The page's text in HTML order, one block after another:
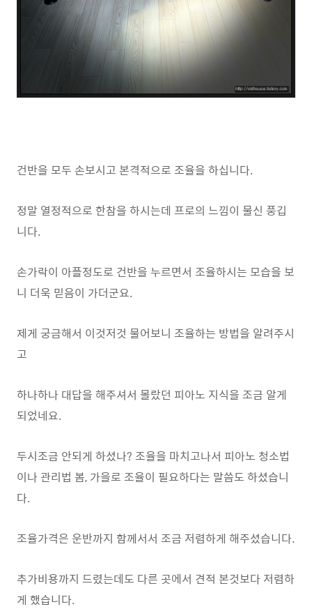
건반을 모두 손보시고 본격적으로 조율을 하십니다.
정말 열정적으로 한참을 하시는데 프로의 느낌이 물신 풍깁
니다.
손가락이 아플정도로 건반을 누르면서 조율하시는 모습을 보
니 더욱 믿음이 가더군요.
제게 궁금해서 이것저것 물어보니 조율하는 방법을 알려주시
고
하나하나 대답을 해주셔서 몰랐던 피아노 지식을 조금 알게
되었네요.
두시조금 안되게 하셨나? 조율을 마치고나서 피아노 청소법
이나 관리법 봄, 가을로 조율이 필요하다는 말씀도 하셨습니
다.
조율가격은 운반까지 함께서서 조금 저렴하게 해주셨습니다.
추가비용까지 드렸는데도 다른 곳에서 견적 본것보다 저렴하
게 했습니다.